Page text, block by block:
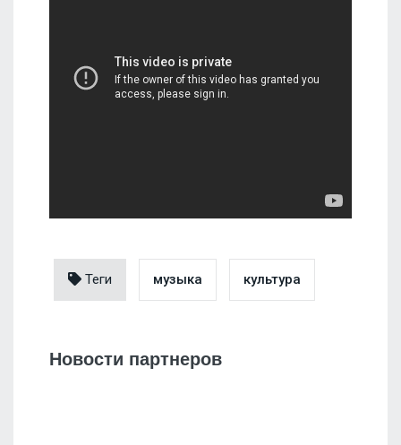
Теги музыка культура
Новости партнеров